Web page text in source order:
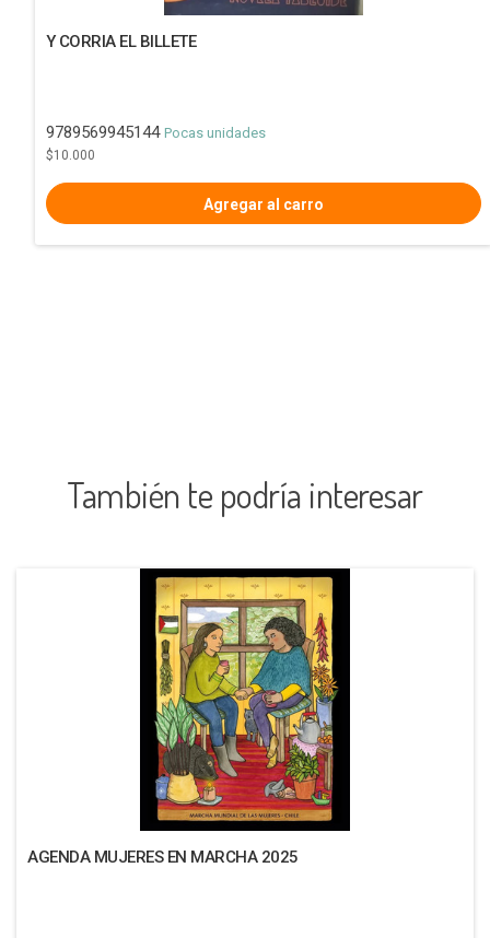
Y CORRIA EL BILLETE
9789569945144 Pocas unidades
$10.000
También te podría interesar
AGENDA MUJERES EN MARCHA 2025